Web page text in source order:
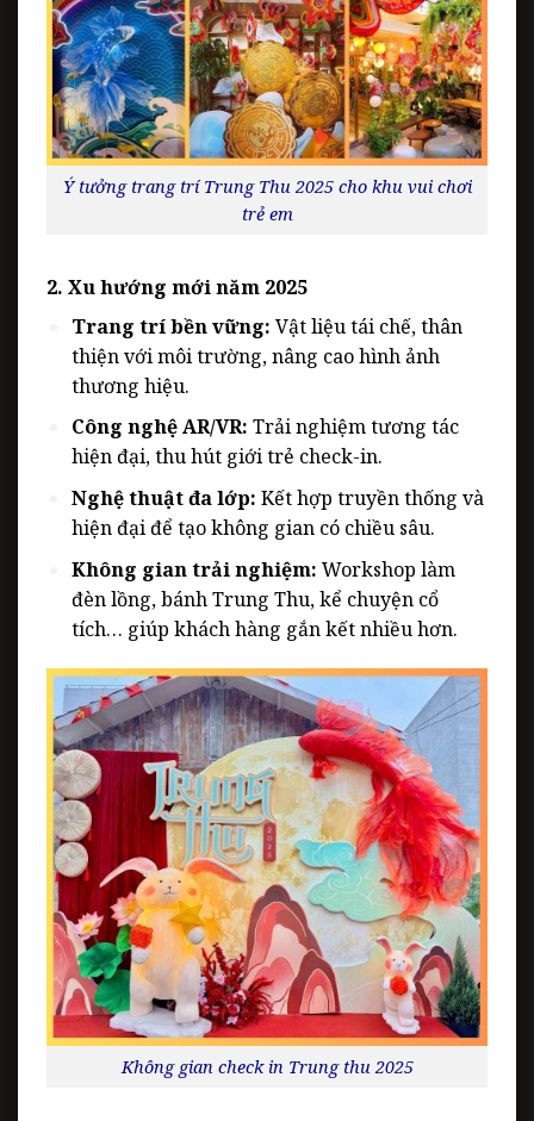
Ý tưởng trang trí Trung Thu 2025 cho khu vui chơi
trẻ em
2. Xu hướng mới năm 2025
Trang trí bền vững: Vật liệu tái chế, thân
thiện với môi trường, nâng cao hình ảnh
thương hiệu.
Công nghệ AR/VR: Trải nghiệm tương tác
hiện đại, thu hút giới trẻ check-in.
Nghệ thuật đa lớp: Kết hợp truyền thống và
hiện đại để tạo không gian có chiều sâu.
Không gian trải nghiệm: Workshop làm
đèn lồng, bánh Trung Thu, kể chuyện cổ
tích… giúp khách hàng gắn kết nhiều hơn.
Không gian check in Trung thu 2025